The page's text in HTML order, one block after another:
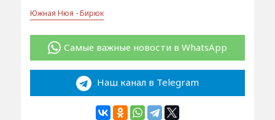
Южная Нюя - Бирюк
Самые важные новости в WhatsApp
Наш канал в Telegram